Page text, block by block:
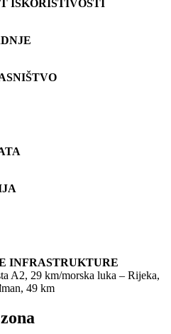
ISKORISTIVOSTI
INFRASTRUKTURE
A2, 29 km/morska luka – Rijeka,
49 km